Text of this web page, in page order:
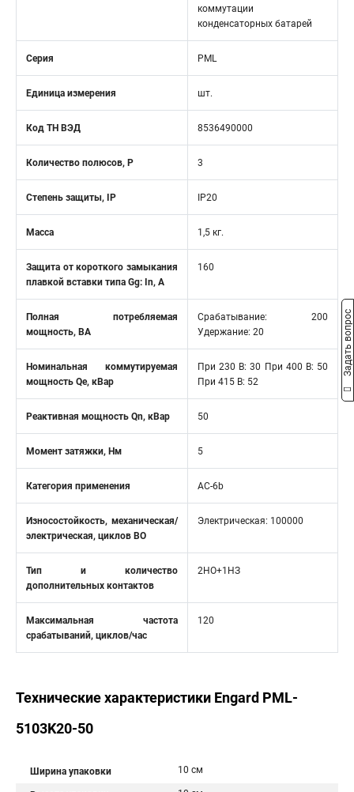
коммутации
конденсаторных батарей
Серия PML
Единица измерения шт.
Код ТН ВЭД 8536490000
Количество полюсов, Р 3
Степень защиты, IP IP20
Масса 1,5 кг.
Защита от короткого замыкания
плавкой вставки типа Gg: In, A
160
Полная потребляемая
мощность, ВА
Срабатывание: 200
Удержание: 20
Номинальная коммутируемая
мощность Qe, кВар
При 230 В: 30 При 400 В: 50
При 415 В: 52
Реактивная мощность Qn, кВар 50
Момент затяжки, Нм 5
Категория применения AC-6b
Износостойкость, механическая/
электрическая, циклов ВО
Электрическая: 100000
Тип и количество
дополнительных контактов
2НО+1НЗ
Максимальная частота
срабатываний, циклов/час
120
Технические характеристики Engard PML-
5103K20-50
Ширина упаковки 10 см
Задать вопрос